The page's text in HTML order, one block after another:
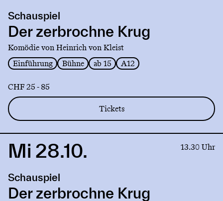
Der
zerbrochne
Krug
Schauspiel
Der zerbrochne Krug
Komödie von Heinrich von Kleist
Einführung
Bühne ab 15 A12
CHF 25 - 85
Tickets
Link
Der
zerbrochne
Mi 28.10. 13.30 Uhr
Schauspiel
Der zerbrochne Krug